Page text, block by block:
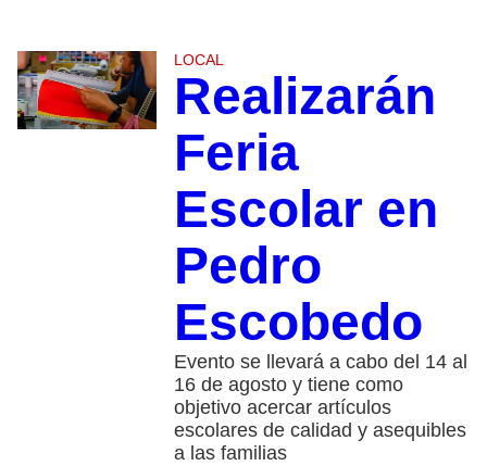
LOCAL
Realizarán
Feria
Escolar en
Pedro
Escobedo
Evento se llevará a cabo del 14 al
16 de agosto y tiene como
objetivo acercar artículos
escolares de calidad y asequibles
a las familias